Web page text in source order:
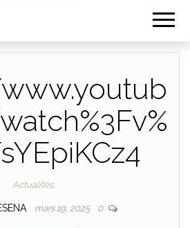
Actualités
mars 19, 2025 0